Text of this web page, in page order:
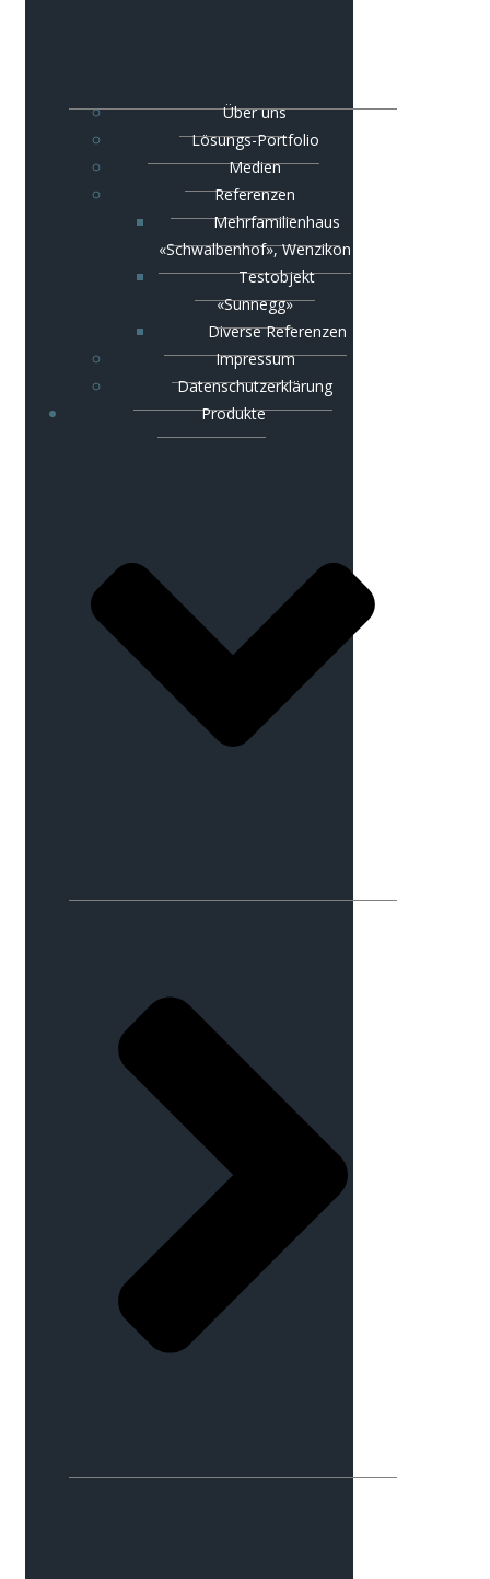
Über uns
Lösungs-Portfolio
Medien
Referenzen
Mehrfamilienhaus
«Schwalbenhof», Wenzikon
Testobjekt
«Sunnegg»
Diverse Referenzen
Impressum
Datenschutzerklärung
Produkte